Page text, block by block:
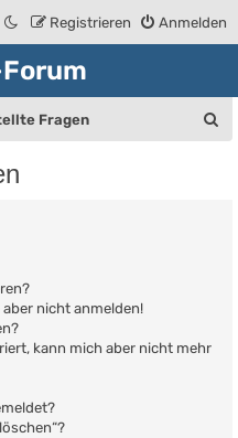
Anmelden
Registrieren
Fragen
nicht anmelden!
kann mich aber nicht mehr